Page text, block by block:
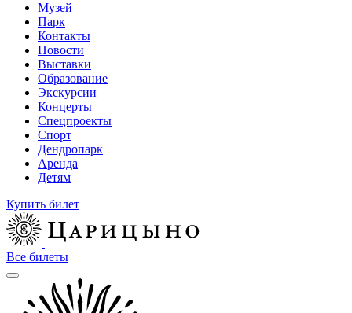
Музей
Парк
Контакты
Новости
Выставки
Образование
Экскурсии
Концерты
Спецпроекты
Спорт
Дендропарк
Аренда
Детям
Купить билет
Все билеты